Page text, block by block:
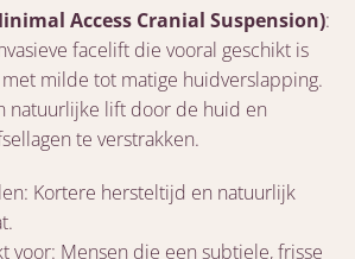
Access Cranial Suspension):
facelift die vooral geschikt is
milde tot matige huidverslapping.
natuurlijke lift door de huid en
te verstrakken.
Kortere hersteltijd en natuurlijk
voor: Mensen die een subtiele, frisse